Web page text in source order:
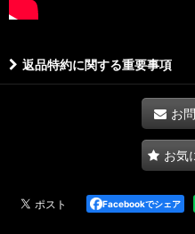
返品特約に関する重要事項
お
お気
Facebookでシェア